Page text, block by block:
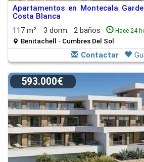
Apartamentos en Montecala
Costa Blanca
117 m²
3 dorm. 2 baños Hace 24
Benitachell - Cumbres Del Sol
Contactar
593.000€